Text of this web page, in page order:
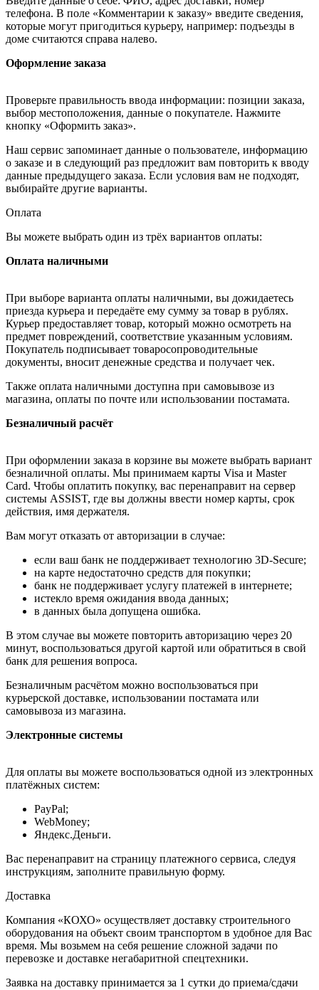
телефона. В поле «Комментарии к заказу» введите сведения,
которые могут пригодиться курьеру, например: подъезды в
доме считаются справа налево.
Оформление заказа
Проверьте правильность ввода информации: позиции заказа,
выбор местоположения, данные о покупателе. Нажмите
кнопку «Оформить заказ».
Наш сервис запоминает данные о пользователе, информацию
о заказе и в следующий раз предложит вам повторить к вводу
данные предыдущего заказа. Если условия вам не подходят,
выбирайте другие варианты.
Оплата
Вы можете выбрать один из трёх вариантов оплаты:
Оплата наличными
При выборе варианта оплаты наличными, вы дожидаетесь
приезда курьера и передаёте ему сумму за товар в рублях.
Курьер предоставляет товар, который можно осмотреть на
предмет повреждений, соответствие указанным условиям.
Покупатель подписывает товаросопроводительные
документы, вносит денежные средства и получает чек.
Также оплата наличными доступна при самовывозе из
магазина, оплаты по почте или использовании постамата.
Безналичный расчёт
При оформлении заказа в корзине вы можете выбрать вариант
безналичной оплаты. Мы принимаем карты Visa и Master
Card. Чтобы оплатить покупку, вас перенаправит на сервер
системы ASSIST, где вы должны ввести номер карты, срок
действия, имя держателя.
Вам могут отказать от авторизации в случае:
если ваш банк не поддерживает технологию 3D-Secure;
на карте недостаточно средств для покупки;
банк не поддерживает услугу платежей в интернете;
истекло время ожидания ввода данных;
в данных была допущена ошибка.
В этом случае вы можете повторить авторизацию через 20
минут, воспользоваться другой картой или обратиться в свой
банк для решения вопроса.
Безналичным расчётом можно воспользоваться при
курьерской доставке, использовании постамата или
самовывоза из магазина.
Электронные системы
Для оплаты вы можете воспользоваться одной из электронных
платёжных систем:
PayPal;
WebMoney;
Яндекс.Деньги.
Вас перенаправит на страницу платежного сервиса, следуя
инструкциям, заполните правильную форму.
Доставка
Компания «КОХО» осуществляет доставку строительного
оборудования на объект своим транспортом в удобное для Вас
время. Мы возьмем на себя решение сложной задачи по
перевозке и доставке негабаритной спецтехники.
Заявка на доставку принимается за 1 сутки до приема/сдачи